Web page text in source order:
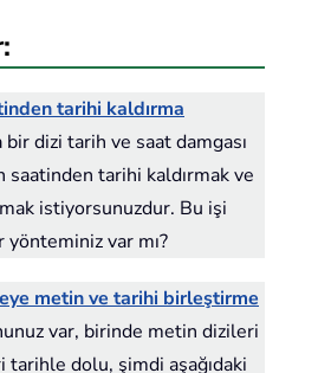
tarihi kaldırma
bir dizi tarih ve saat damgası
saatinden tarihi kaldırmak ve
istiyorsunuzdur. Bu işi
yönteminiz var mı?
metin ve tarihi birleştirme
var, birinde metin dizileri
dolu, şimdi aşağıdaki